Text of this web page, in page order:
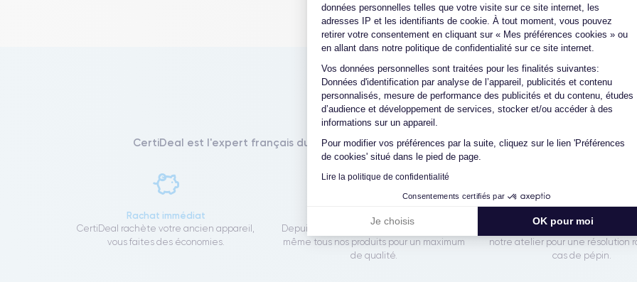
données personnelles telles que votre visite sur ce site internet, les
adresses IP et les identifiants de cookie. À tout moment, vous pouvez
retirer votre consentement en cliquant sur « Mes préférences cookies » ou
en allant dans notre politique de confidentialité sur ce site internet.
Vos données personnelles sont traitées pour les finalités suivantes:
Données d'identification par analyse de l’appareil, publicités et contenu
personnalisés, mesure de performance des publicités et du contenu, études
d’audience et développement de services, stocker et/ou accéder à des
informations sur un appareil.
Pour modifier vos préférences par la suite, cliquez sur le lien 'Préférences
de cookies' situé dans le pied de page.
Lire la politique de confidentialité
Consentements certifiés par
Je choisis OK pour moi
Axeptio consent
Questions fréquentes
Les garanties CertiDeal
CertiDeal est l'expert français du reconditionné. En achetant ici, vous bénéficiez de garanties
Rachat immédiat
CertiDeal rachète votre ancien appareil,
vous faites des économies.
L'expert du reconditionné
Depuis 10 ans, nous reconditionnons nous-
même tous nos produits pour un maximum
de qualité.
Un SAV proche et en
Nos équipes sont en contact
notre atelier pour une résolution
cas de pépin.